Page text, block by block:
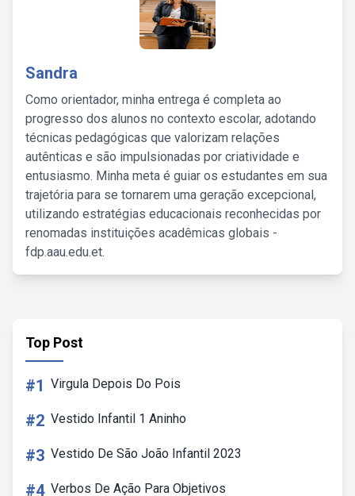
Sandra
Como orientador, minha entrega é completa ao
progresso dos alunos no contexto escolar, adotando
técnicas pedagógicas que valorizam relações
autênticas e são impulsionadas por criatividade e
entusiasmo. Minha meta é guiar os estudantes em sua
trajetória para se tornarem uma geração excepcional,
utilizando estratégias educacionais reconhecidas por
renomadas instituições acadêmicas globais -
fdp.aau.edu.et.
Top Post
#1 Virgula Depois Do Pois
#2 Vestido Infantil 1 Aninho
#3 Vestido De São João Infantil 2023
#4 Verbos De Ação Para Objetivos